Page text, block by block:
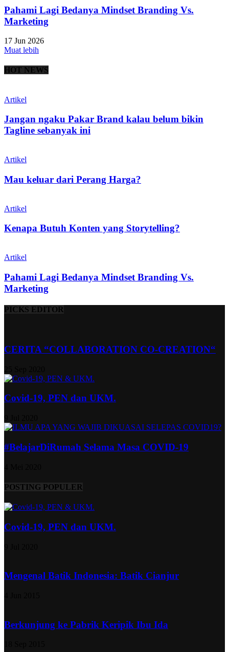
Pahami Lagi Bedanya Mindset Branding Vs.
Marketing
17 Jun 2026
Muat lebih
HOT NEWS
Artikel
Jangan ngaku Pakar Brand kalau belum bikin
Tagline sebanyak ini
Artikel
Mau keluar dari Perang Harga?
Artikel
Kenapa Butuh Konten yang Storytelling?
Artikel
Pahami Lagi Bedanya Mindset Branding Vs.
Marketing
PICKS EDITOR
CERITA “COLLABORATION CO-CREATION“
Covid-19, PEN dan UKM.
#BelajarDiRumah Selama Masa COVID-19
POSTING POPULER
Covid-19, PEN dan UKM.
Mengenal Batik Indonesia: Batik Cianjur
Berkunjung ke Pabrik Keripik Ibu Ida